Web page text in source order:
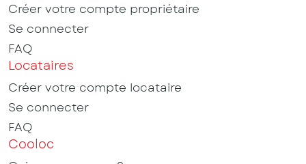
Créer votre compte propriétaire
Se connecter
FAQ
Locataires
Créer votre compte locataire
Se connecter
FAQ
Cooloc